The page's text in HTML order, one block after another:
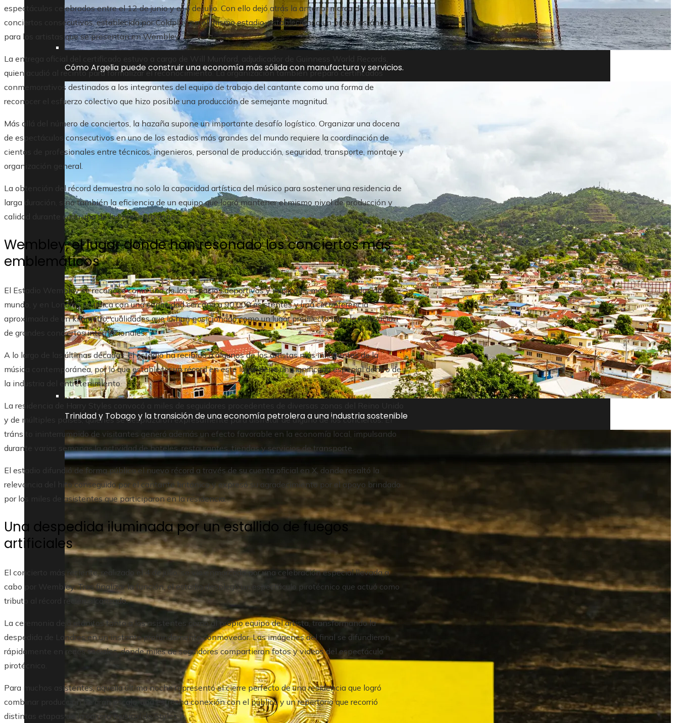
Cómo Argelia puede construir una economía más sólida con manufactura y servicios.
Trinidad y Tobago y la transición de una economía petrolera a una industria sostenible
espectáculos celebrados entre el 12 de junio y el 4 de julio. Con ello dejó atrás la anterior marca de 10
conciertos consecutivos, establecida por Coldplay en el mismo estadio, estableciendo un nuevo estándar
para los artistas que se presentan en Wembley.
La entrega oficial del certificado estuvo a cargo de Will Munford, adjudicador de Guinness World Records,
quien acudió al recinto para formalizar el reconocimiento. La organización también preparó certificados
conmemorativos destinados a los integrantes del equipo de trabajo del cantante como una forma de
reconocer el esfuerzo colectivo que hizo posible una producción de semejante magnitud.
Más allá del número de conciertos, la hazaña supone un importante desafío logístico. Organizar una docena
de espectáculos consecutivos en uno de los estadios más grandes del mundo requiere la coordinación de
cientos de profesionales entre técnicos, ingenieros, personal de producción, seguridad, transporte, montaje y
organización general.
La obtención del récord demuestra no solo la capacidad artística del músico para sostener una residencia de
larga duración, sino también la eficiencia de un equipo que logró mantener el mismo nivel de producción y
calidad durante cada una de las presentaciones.
Wembley, el lugar donde han resonado los conciertos más
emblemáticos
El Estadio Wembley se reconoce como uno de los espacios deportivos y musicales más destacados del
mundo, y en Londres se ubica con una capacidad cercana a 90.000 asistentes y una circunferencia
aproximada de un kilómetro, cualidades que lo han posicionado como un lugar predilecto para la realización
de grandes conciertos internacionales.
A lo largo de las últimas décadas, el estadio ha recibido a algunos de los artistas más influyentes de la
música contemporánea, por lo que establecer un récord en este lugar tiene un significado especial dentro de
la industria del entretenimiento.
La residencia de Harry Styles convocó a miles de seguidores procedentes de diversas zonas del Reino Unido
y de múltiples países, quienes se desplazaron expresamente para disfrutar de alguno de los conciertos. El
tránsito ininterrumpido de visitantes generó además un efecto favorable en la economía local, impulsando
durante varias semanas la actividad de hoteles, restaurantes, tiendas y servicios de transporte.
El estadio difundió de forma pública el nuevo récord a través de su cuenta oficial en X, donde resaltó la
relevancia del hito conseguido por el cantante británico y expresó su agradecimiento por el apoyo brindado
por los miles de asistentes que participaron en la residencia.
Una despedida iluminada por un estallido de fuegos
artificiales
El concierto más reciente, realizado el 4 de julio, se vio enmarcado por una celebración especial llevada a
cabo por Wembley. Tras finalizar la función, el estadio desplegó un espectáculo pirotécnico que actuó como
tributo al récord recién alcanzado.
La ceremonia dejó atónitos tanto a los asistentes como al propio equipo del artista, transformando la
despedida de Londres en un instante profundamente conmovedor. Las imágenes del final se difundieron
rápidamente en redes sociales, donde miles de seguidores compartieron fotos y videos del espectáculo
pirotécnico.
Para muchos asistentes, aquella última noche representó el cierre perfecto de una residencia que logró
combinar producción de gran escala, una estrecha conexión con el público y un repertorio que recorrió
distintas etapas de la carrera musical de Styles.